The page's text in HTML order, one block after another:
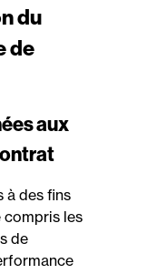
du
de
aux
à des fins
compris les
de